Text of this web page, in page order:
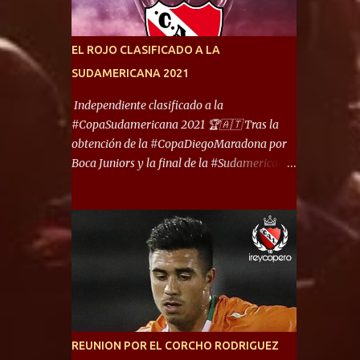
ello son protagonistas de un clásico de los
transitó por la primera división del fútbol
local durante muchos años. Dock Sud es otro
de los que comparten esas tierras, aunque el
foco de atención es la convivencia
Independiente - Racing. “No encuentro, más
reúna tantos logros deportivos, tantos
clubes y tanta gente en este deporte”,
afirmó Facundo Moyano. “Creo que
EL ROJO CLASIFICADO A LA
SUDAMERICANA 2021
Independiente clasificado a la
#CopaSudamericana 2021 🏆🇦🇹 Tras la
obtención de la #CopaDiegoMaradona por
Boca Juniors y la final de la #Sudamericana
Defensa y Justicia o Lanús, dadas estás dos
condiciones el Rey de Copas se clasifica a la
Copa Sudamericana de este 2021. En este
año, la Sudamericana sufrirá modificaciones
en su formato, que iniciará en fase de grupos
con 6 partidos, de los cuales sólo los
primeros de cada grupo jugarán los 8vos.
REUNION POR EL CORCHO RODRIGUEZ